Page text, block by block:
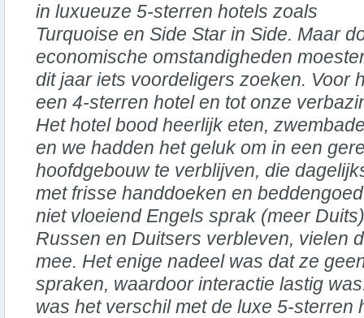
in luxueuze 5-sterren hotels zoals
Turquoise en Side Star in Side. Maar
economische omstandigheden
dit jaar iets voordeligers zoeken. Voor
een 4-sterren hotel en tot onze
Het hotel bood heerlijk eten,
en we hadden het geluk om in een
hoofdgebouw te verblijven, die
met frisse handdoeken en
niet vloeiend Engels sprak (meer
Russen en Duitsers verbleven, vielen
mee. Het enige nadeel was dat ze
spraken, waardoor interactie lastig
was het verschil met de luxe 5-sterren